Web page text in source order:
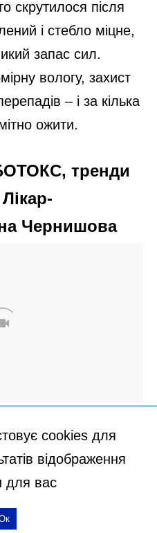
cookies для
відображення
для вас